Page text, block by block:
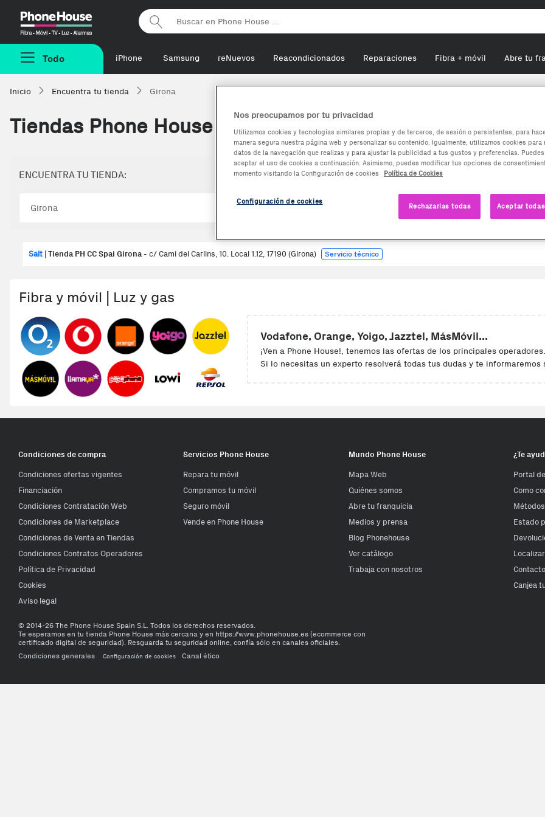
Phonehouse
Todo iPhone Samsung reNuevos Reacondicionados Reparaciones Fibra + móvil Abre tu
Inicio Encuentra tu tienda Girona
Tiendas Phone House deGirona
ENCUENTRA TU TIENDA:
Salt Tienda PH CC Spai Girona- c/ Cami del Carlins, 10. Local 1.12, 17190 (Girona) Servicio técnico
Fibra y móvil | Luz y gas
Vodafone, Orange, Yoigo, Jazztel, MásMóvil...
¡Ven a Phone House!, tenemos las ofertas de los principales operadores.
Si lo necesitas un experto resolverá todas tus dudas y te
Condiciones de compra
Condiciones ofertas vigentes
Financiación
Condiciones Contratación Web
Condiciones de Marketplace
Condiciones de Venta en Tiendas
Condiciones Contratos Operadores
Política de Privacidad
Cookies
Aviso legal
Servicios Phone House
Repara tu móvil
Compramos tu móvil
Seguro móvil
Vende en Phone House
Mundo Phone House
Mapa Web
Quiénes somos
Abre tu franquicia
Medios y prensa
Blog Phonehouse
Ver catálogo
Trabaja con nosotros
¿Te
Portal
Como
Estado
Contacto
Canjea
© 2014-26 The Phone House Spain S.L. Todos los derechos reservados.
Te esperamos en tu tienda Phone House más cercana y en https://www.phonehouse.es (ecommerce con
certificado digital de seguridad). Resguarda tu seguridad online, confía sólo en canales oficiales.
Condiciones generales
Configuración de cookies Canal ético
Nos preocupamos por tu privacidad
Utilizamos cookies y tecnologías similares propias y de terceros, de sesión o persistentes, para
manera segura nuestra página web y personalizar su contenido. Igualmente, utilizamos cookies para
datos de la navegación que realizas y para ajustar la publicidad a tus gustos y preferencias.
aceptar el uso de cookies a continuación. Asimismo, puedes modificar tus opciones de
momento visitando la Configuración de cookies
Política de Cookies
Rechazarlas todas Aceptar
Configuración de cookies